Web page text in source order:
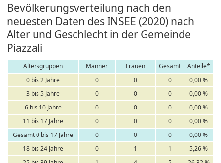
Bevölkerungsverteilung nach den
neuesten Daten des INSEE (2020) nach
Alter und Geschlecht in der Gemeinde
Piazzali
Altersgruppen Männer Frauen Gesamt
Anteile*
0 bis 2 Jahre
0 0 0
0,00 %
3 bis 5 Jahre
0 0 0
0,00 %
6 bis 10 Jahre
0 0 0
0,00 %
11 bis 17 Jahre
0 0 0
0,00 %
Gesamt 0 bis 17 Jahre
0 0 0
0,00 %
18 bis 24 Jahre
0 1 1
5,26 %